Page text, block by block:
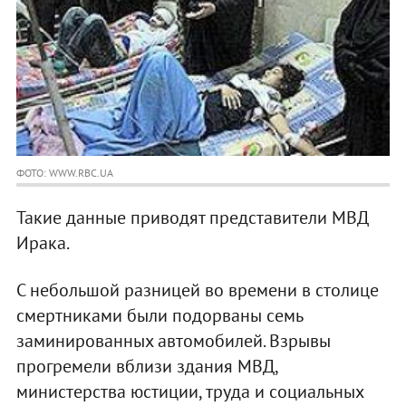
ФОТО: WWW.RBC.UA
Такие данные приводят представители МВД
Ирака.
С небольшой разницей во времени в столице
смертниками были подорваны семь
заминированных автомобилей. Взрывы
прогремели вблизи здания МВД,
министерства юстиции, труда и социальных